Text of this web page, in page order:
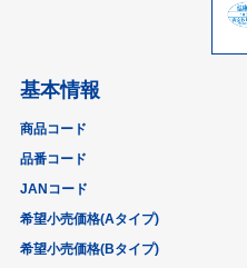
基本情報
商品コード
品番コード
JANコード
希望小売価格(Aタイプ)
希望小売価格(Bタイプ)